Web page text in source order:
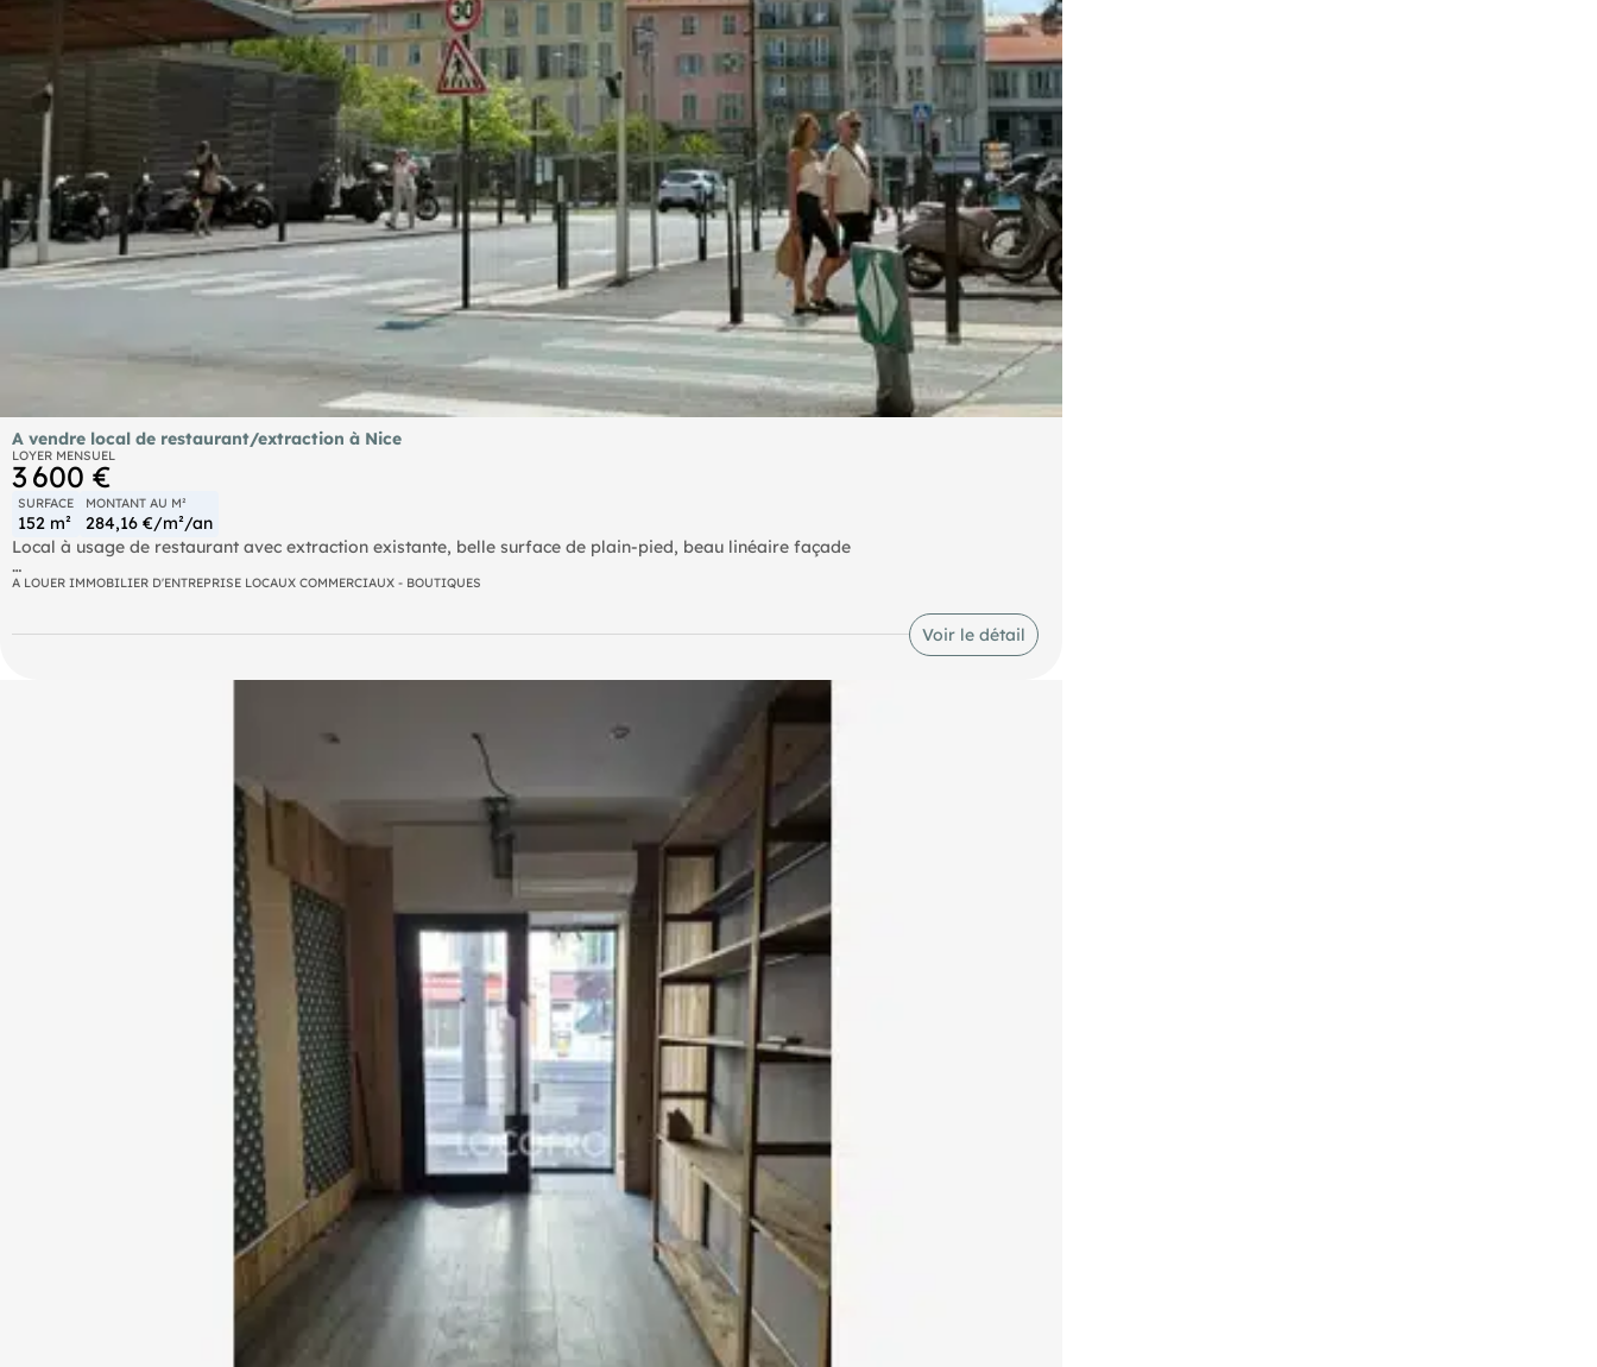
A vendre local de restaurant/extraction à Nice
LOYER MENSUEL
3 600 €
SURFACE
152 m²
MONTANT AU M²
284,16 €/m²/an
Local à usage de restaurant avec extraction existante, belle surface de plain-pied, beau linéaire façade
Bail neuf dans l'activité au choix du preneur
A LOUER IMMOBILIER D'ENTREPRISE LOCAUX COMMERCIAUX - BOUTIQUES
Voir le détail